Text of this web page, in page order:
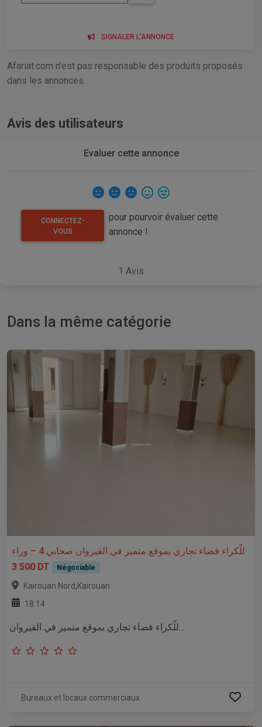
SIGNALER L'ANNONCE
Afariat.com n'est pas responsable des produits proposés
dans les annonces.
Avis des utilisateurs
Evaluer cette annonce
CONNECTEZ-
VOUS
pour pourvoir évaluer cette
annonce !
1 Avis
Dans la même catégorie
للّكراء فضاء تجاري بموقع متميز في القيروان صحابي 4 – وراء
3 500 DT
Négociable
Kairouan Nord,Kairouan
18:14
Bureaux et locaux commerciaux